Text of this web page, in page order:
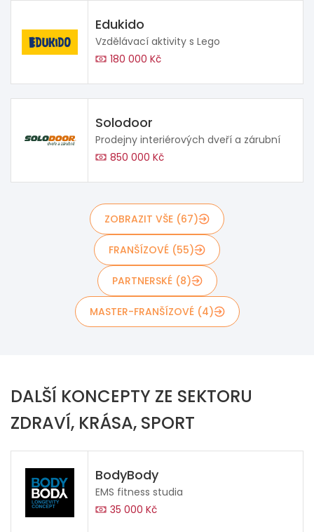
Edukido
Vzdělávací aktivity s Lego
180 000 Kč
Solodoor
Prodejny interiérových dveří a zárubní
850 000 Kč
ZOBRAZIT VŠE (67)
FRANŠÍZOVÉ (55)
PARTNERSKÉ (8)
MASTER-FRANŠÍZOVÉ (4)
DALŠÍ KONCEPTY ZE SEKTORU
ZDRAVÍ, KRÁSA, SPORT
BodyBody
EMS fitness studia
35 000 Kč